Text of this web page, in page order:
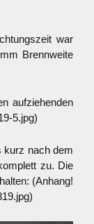
war
Brennweite
aufziehenden
5.jpg)
kurz nach dem
zu. Die
(Anhang!